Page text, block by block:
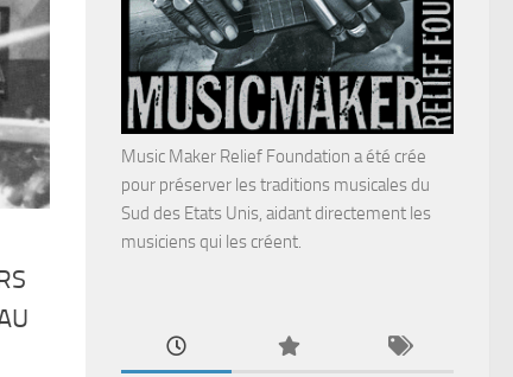
Music Maker Relief Foundation a été crée
pour préserver les traditions musicales du
Sud des Etats Unis, aidant directement les
musiciens qui les créent.